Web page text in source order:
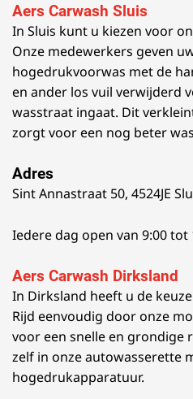
Aers Carwash Sluis
In Sluis kunt u kiezen voor
Onze medewerkers geven
hogedrukvoorwas met de
en ander los vuil verwijderd
wasstraat ingaat. Dit
zorgt voor een nog beter
Adres
Sint Annastraat 50, 4524JE
Iedere dag open van 9:00 tot
Aers Carwash Dirksland
In Dirksland heeft u de
Rijd eenvoudig door onze
voor een snelle en grondige
zelf in onze autowasserette
hogedrukapparatuur.